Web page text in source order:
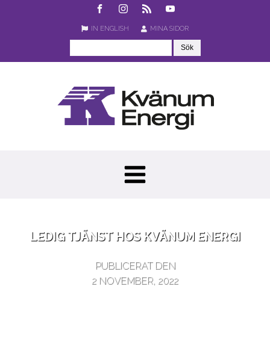
IN ENGLISH MINA SIDOR
LEDIG TJÄNST HOS KVÄNUM ENERGI
PUBLICERAT DEN
2 NOVEMBER, 2022